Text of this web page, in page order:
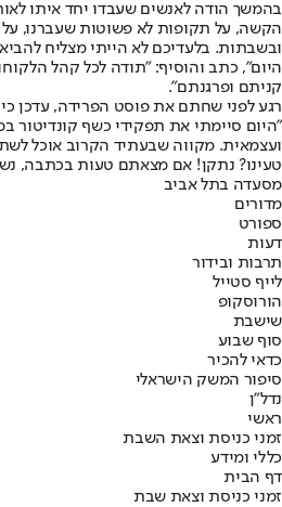
בהמשך הודה לאנשים שעבדו יחד איתו
הקשה, על תקופות לא פשוטות שעברנו, על
ובשבתות. בלעדיכם לא הייתי מצליח
היום", כתב והוסיף: "תודה לכל קהל
קניתם ופרגנתם".
רגע לפני שחתם את פוסט הפרידה, עדכן
"היום סיימתי את תפקידי כשף קונדיטור
ועצמאית. מקווה שבעתיד הקרוב אוכל
טעינו? נתקן! אם מצאתם טעות בכתבה,
מסעדה בתל אביב
מדורים
ספורט
דעות
תרבות ובידור
לייף סטייל
הורוסקופ
שישבת
סוף שבוע
כדאי להכיר
סיפור המשק הישראלי
נדל"ן
ראשי
זמני כניסת וצאת השבת
כללי ומידע
דף הבית
זמני כניסת וצאת שבת